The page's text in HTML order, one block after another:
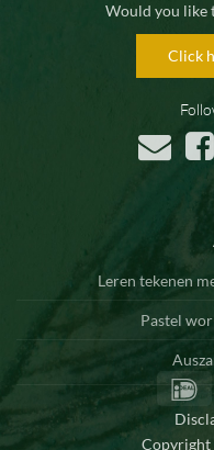
Would you like
Click
Leren tekenen
Pastel